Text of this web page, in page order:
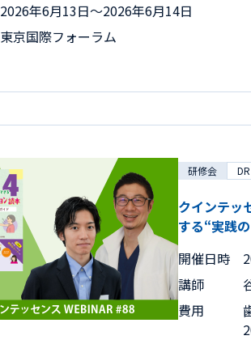
2026年6月13日〜2026年6月14日
東京国際フォーラム
研修会 DR
クインテッ
する“実践
開催日時
講師
費用